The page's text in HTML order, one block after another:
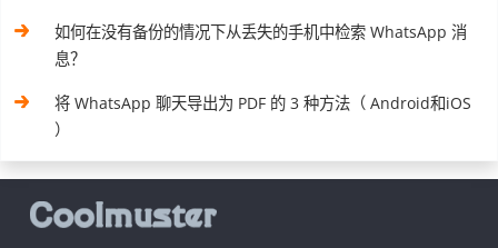
如何在没有备份的情况下从丢失的手机中检索 WhatsApp 消
息？
将 WhatsApp 聊天导出为 PDF 的 3 种方法（ Android和iOS
）